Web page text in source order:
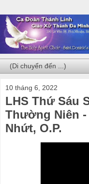
10 tháng 6, 2022
LHS Thứ Sáu
Thường Niên -
Nhứt, O.P.